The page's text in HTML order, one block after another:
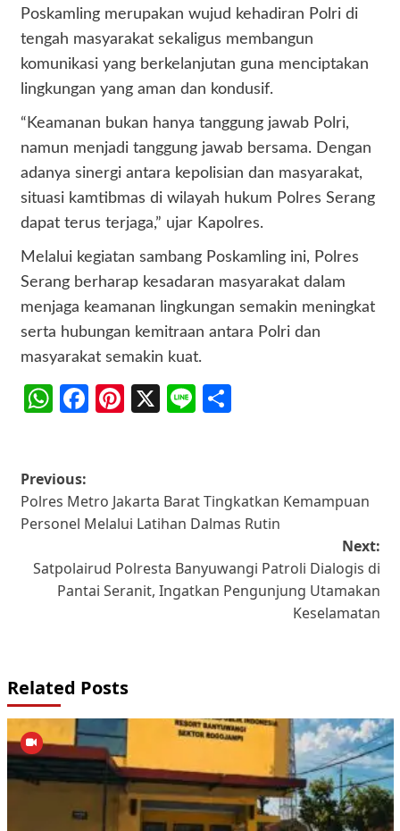
Poskamling merupakan wujud kehadiran Polri di
tengah masyarakat sekaligus membangun
komunikasi yang berkelanjutan guna menciptakan
lingkungan yang aman dan kondusif.
“Keamanan bukan hanya tanggung jawab Polri,
namun menjadi tanggung jawab bersama. Dengan
adanya sinergi antara kepolisian dan masyarakat,
situasi kamtibmas di wilayah hukum Polres Serang
dapat terus terjaga,” ujar Kapolres.
Melalui kegiatan sambang Poskamling ini, Polres
Serang berharap kesadaran masyarakat dalam
menjaga keamanan lingkungan semakin meningkat
serta hubungan kemitraan antara Polri dan
masyarakat semakin kuat.
WhatsApp
Facebook
Pinterest
X Line
Post
navigation
Previous:
Polres Metro Jakarta Barat Tingkatkan Kemampuan
Personel Melalui Latihan Dalmas Rutin
Next:
Satpolairud Polresta Banyuwangi Patroli Dialogis di
Pantai Seranit, Ingatkan Pengunjung Utamakan
Keselamatan
Related Posts